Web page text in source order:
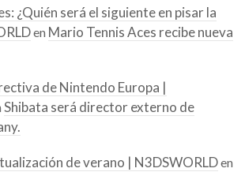
¿Quién será el siguiente en pisar la
en Mario Tennis Aces recibe nueva
de Nintendo Europa |
Shibata será director externo de
de verano | N3DSWORLDen